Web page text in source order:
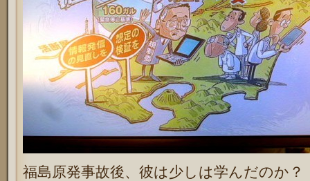
福島原発事故後、彼は少しは学んだのか？